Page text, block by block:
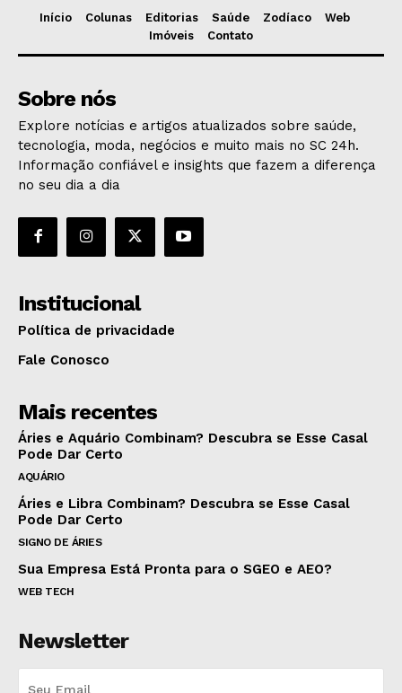
Início Colunas Editorias Saúde Zodíaco
Web
Imóveis
Contato
Sobre nós
Explore notícias e artigos atualizados sobre saúde,
tecnologia, moda, negócios e muito mais no SC 24h.
Informação confiável e insights que fazem a diferença
no seu dia a dia
Institucional
Política de privacidade
Fale Conosco
Mais recentes
Áries e Aquário Combinam? Descubra se Esse Casal
Pode Dar Certo
AQUÁRIO
Áries e Libra Combinam? Descubra se Esse Casal
Pode Dar Certo
SIGNO DE ÁRIES
Sua Empresa Está Pronta para o SGEO e AEO?
WEB TECH
Newsletter